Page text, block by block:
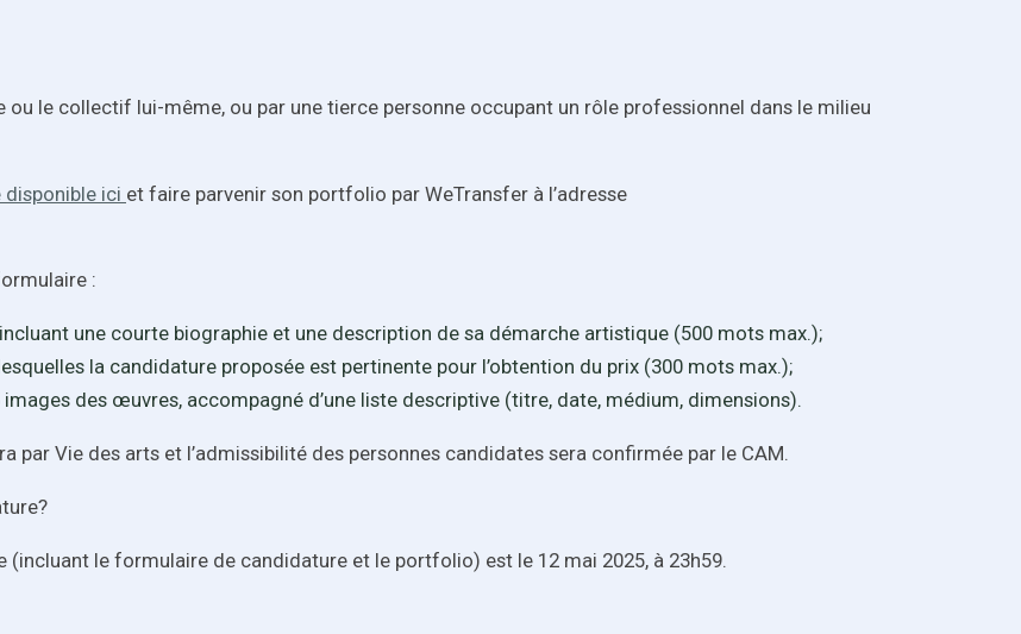
ou le collectif lui-même, ou par une tierce personne occupant un rôle professionnel dans le milieu
ici et faire parvenir son portfolio par WeTransfer à l’adresse
:
une courte biographie et une description de sa démarche artistique (500 mots max.);
la candidature proposée est pertinente pour l’obtention du prix (300 mots max.);
des œuvres, accompagné d’une liste descriptive (titre, date, médium, dimensions).
par Vie des arts et l’admissibilité des personnes candidates sera confirmée par le CAM.
le formulaire de candidature et le portfolio) est le 12 mai 2025, à 23h59.